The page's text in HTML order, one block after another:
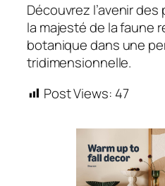
Découvrez l’avenir
la majesté de la faune
botanique dans une
tridimensionnelle.
Post Views: 47